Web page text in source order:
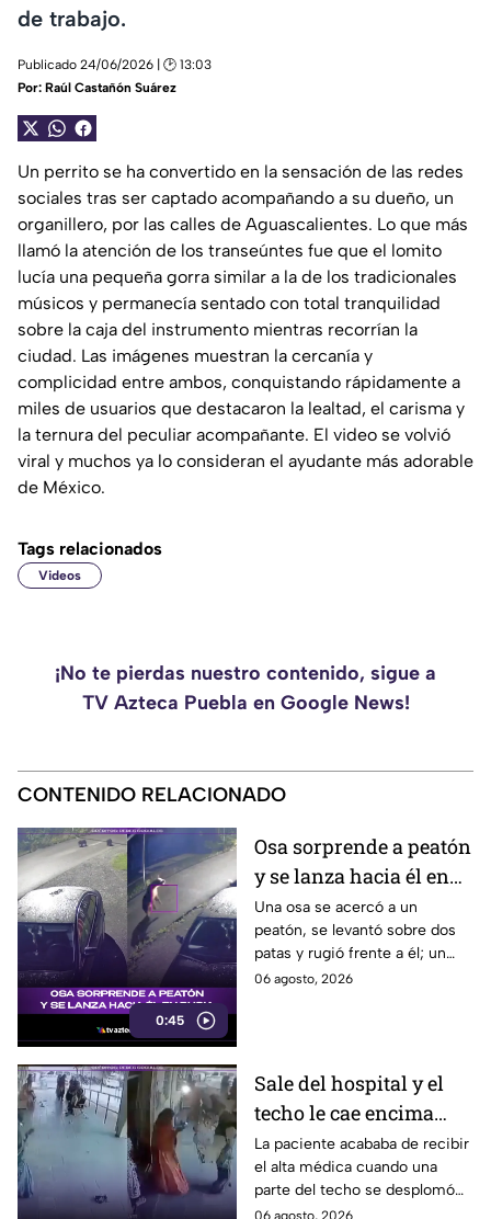
de trabajo.
Publicado 24/06/2026 | 🕑 13:03
Por: Raúl Castañón Suárez
Un perrito se ha convertido en la sensación de las redes
sociales tras ser captado acompañando a su dueño, un
organillero, por las calles de Aguascalientes. Lo que más
llamó la atención de los transeúntes fue que el lomito
lucía una pequeña gorra similar a la de los tradicionales
músicos y permanecía sentado con total tranquilidad
sobre la caja del instrumento mientras recorrían la
ciudad. Las imágenes muestran la cercanía y
complicidad entre ambos, conquistando rápidamente a
miles de usuarios que destacaron la lealtad, el carisma y
la ternura del peculiar acompañante. El video se volvió
viral y muchos ya lo consideran el ayudante más adorable
de México.
Tags relacionados
Videos
¡No te pierdas nuestro contenido, sigue a
TV Azteca Puebla en Google News!
CONTENIDO RELACIONADO
0:45
Osa sorprende a peatón
y se lanza hacia él en
Rusia
Una osa se acercó a un
peatón, se levantó sobre dos
patas y rugió frente a él; un
automovilista logró
06 agosto, 2026
Sale del hospital y el
techo le cae encima
segundos después
La paciente acababa de recibir
el alta médica cuando una
parte del techo se desplomó
sobre ella. El momento quedó
06 agosto, 2026